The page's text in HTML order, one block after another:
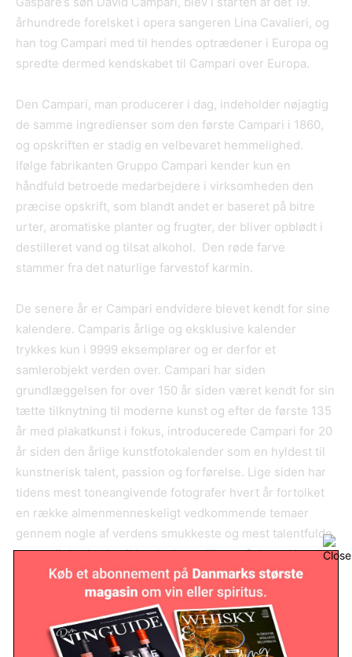
århundrede forelsket i opera sangeren Lina Cavalieri, og
han tog Campari med til hendes optrædener i Europa og
spredte dermed kendskabet til Campari over Europa.
Den Campari, man producerer i dag, indeholder nøjagtig
de samme ingredienser som den første Campari i 1860,
og opskriften er stadig en velbevaret hemmelighed.
Ifølge fabrikanten Gruppo Campari kender kun en
håndfuld betroede medarbejdere i virksomheden den
præcise opskrift, som blandt andet er baseret på bitre
urter, aromatiske planter og frugter, der bliver opblødt i
destilleret vand og tilsat alkohol. Den røde farve
stammer fra det naturlige farvestof karmin.
De senere år er Campari endvidere blevet kendt for sine
kalendere. Camparis årlige og eksklusive kalender
trykkes kun i 9999 eksemplarer og er derfor et
samlerobjekt verden over. Campari har siden
grundlæggelsen for over 150 år siden været kendt for sin
tætte tilknytning til moderne kunst og efter de første 135
år med plakatkunst i fokus, introducerede Campari for 20
år siden den årlige kunstfotokalender som en hyldest til
kunstnerisk talent, passion og forførelse. Lige siden har
tidens mest toneangivende fotografer hvert år fortolket
en række almenmenneskeligt vedkommende temaer
gennem nogle af verdens smukkeste og mest talentfulde
personligheder, heriblandt skuespillerne Salmay Hayek,
Eva Mendes, Jessica Alba, Penelope Cruz, Milla Jovovich,
Uma Thurman, Eva Green og Benicio del Toro.